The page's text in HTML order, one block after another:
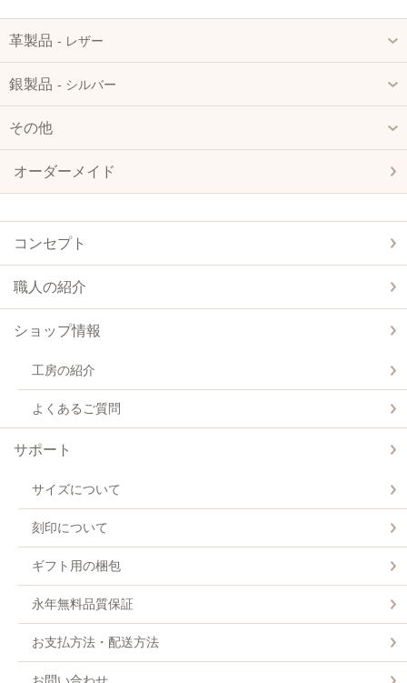
革製品 ‐ レザー
銀製品 ‐ シルバー
その他
オーダーメイド
コンセプト
職人の紹介
ショップ情報
工房の紹介
よくあるご質問
サポート
サイズについて
刻印について
ギフト用の梱包
永年無料品質保証
お支払方法・配送方法